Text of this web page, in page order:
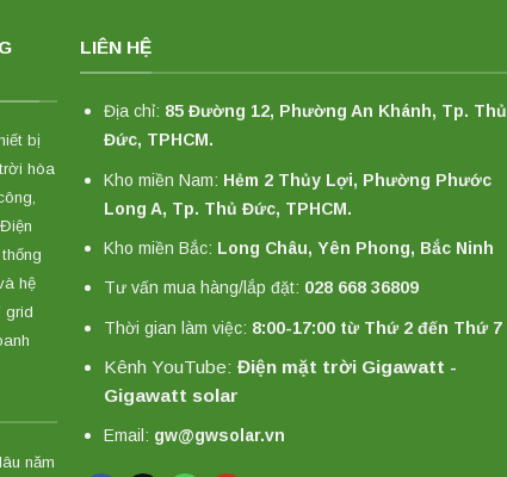
bị
hòa
hệ
grid
năm
LIÊN HỆ
Địa chỉ: 85 Đường 12, Phường An Khánh, Tp. Thủ
Đức, TPHCM.
Kho miền Nam: Hẻm 2 Thủy Lợi, Phường Phước
Long A, Tp. Thủ Đức, TPHCM.
Kho miền Bắc: Long Châu, Yên Phong, Bắc Ninh
Tư vấn mua hàng/lắp đặt: 028 668 36809
Thời gian làm việc: 8:00-17:00 từ Thứ 2 đến Thứ 7
Kênh YouTube:Điện mặt trời Gigawatt -
Gigawatt solar
Email: gw@gwsolar.vn